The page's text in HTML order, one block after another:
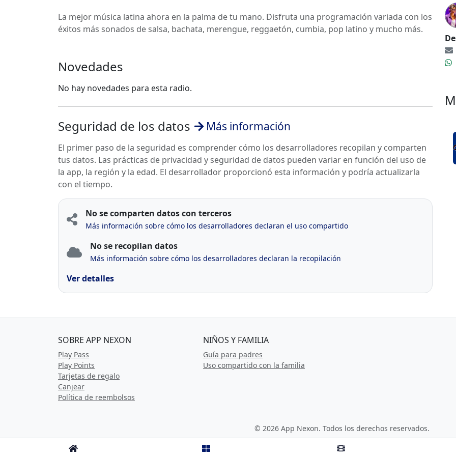
La mejor música latina ahora en la palma de tu mano. Disfruta una programación variada con los
éxitos más sonados de salsa, bachata, merengue, reggaetón, cumbia, pop latino y mucho más.
Novedades
No hay novedades para esta radio.
Seguridad de los datos Más información
El primer paso de la seguridad es comprender cómo los desarrolladores recopilan y comparten
tus datos. Las prácticas de privacidad y seguridad de datos pueden variar en función del uso de
la app, la región y la edad. El desarrollador proporcionó esta información y podría actualizarla
con el tiempo.
No se comparten datos con terceros
Más información sobre cómo los desarrolladores declaran el uso compartido
No se recopilan datos
Más información sobre cómo los desarrolladores declaran la recopilación
Ver detalles
SOBRE APP NEXON
Play Pass
Play Points
Tarjetas de regalo
Canjear
Política de reembolsos
NIÑOS Y FAMILIA
Guía para padres
Uso compartido con la familia
© 2026 App Nexon. Todos los derechos reservados.
Términos y condiciones
Política de Privacidad Acerca de App Nexon